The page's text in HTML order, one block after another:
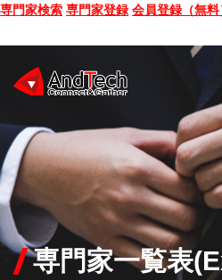
専門家検索 専門家登録 会員登録（無料
SEMINAR
BOOK
CONSULTING
SERVICE
専門家一覧表